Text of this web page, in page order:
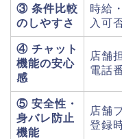
③ 条件比較
のしやすさ
時給
入可
④ チャット
機能の安心
感
店舗
電話
⑤ 安全性・
身バレ防止
機能
店舗
登録